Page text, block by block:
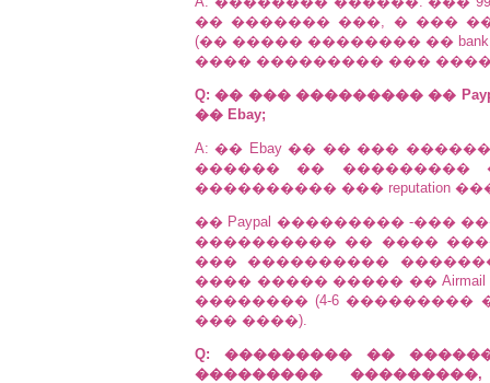
�� ������� ���, � ���
(�� ����� �������� ��
���� ��������� ���
Q: �� ��� ��������� ��
�� Ebay;
A: �� Ebay �� �� ���
������ �� ���������
���������� ��� reputation
�� Paypal ��������� -���
���������� �� ����
��� ����������
���� ����� ����� ��
�������� (4-6 ���������
��� ����).
Q: ��������� ��
���������